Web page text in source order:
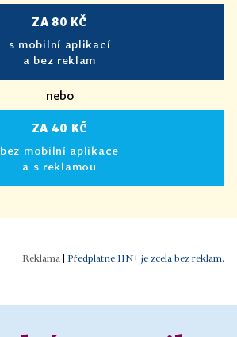
ZA 80 KČ
s mobilní aplikací
a bez reklam
nebo
ZA 40 KČ
bez mobilní aplikace
a s reklamou
| Předplatné HN+ je zcela bez reklam.